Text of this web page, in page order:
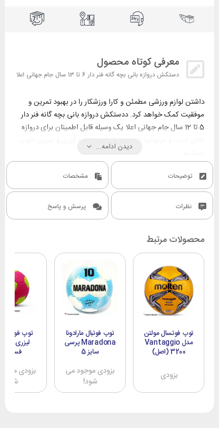
معرفی کوتاه محصول
دستکش دروازه بانی بچه گانه فنر دار 6 تا 13 سال جام جهانی اعلا
داشتن لوازم ورزشی مطمئن و کارا ورزشکار را در بهبود تمرین و
موفقیت کمک خواهد کرد. ددستکش دروازه بانی بچه گانه فنر دار
5 تا 12 سال جام جهانی اعلا یک وسیله قابل اطمینان برای دروازه
بانان است و میتوانید با آن به راحتی به توپ گیری و تمرین خوب
برای بررسی بیشتر این محصول با ما باشید….
دیدن ادامه...
توضیحات مشخصات
نظرات پرسش و پاسخ
محصولات مرتبط
توپ فوتسال مولتن
مدل Vantaggio
3200 (اصل)
بزودی
توپ فوتبال مارادونا
Maradona پرسی
سایز 5
بزودی موجود می
شود!
توپ فوتبال
لیزری
فسفری
بزودی
شود!